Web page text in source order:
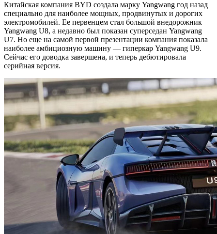
Китайская компания BYD создала марку Yangwang год назад
специально для наиболее мощных, продвинутых и дорогих
электромобилей. Ее первенцем стал большой внедорожник
Yangwang U8, а недавно был показан суперседан Yangwang
U7. Но еще на самой первой презентации компания показала
наиболее амбициозную машину — гиперкар Yangwang U9.
Сейчас его доводка завершена, и теперь дебютировала
серийная версия.